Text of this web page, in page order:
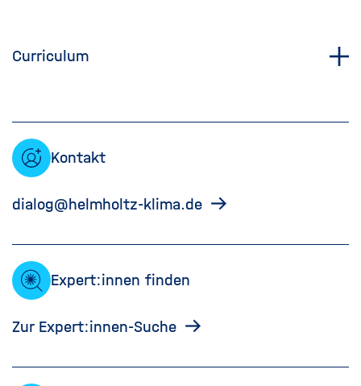
Curriculum
Kontakt
dialog@helmholtz-klima.de
Expert:innen finden
Zur Expert:innen-Suche